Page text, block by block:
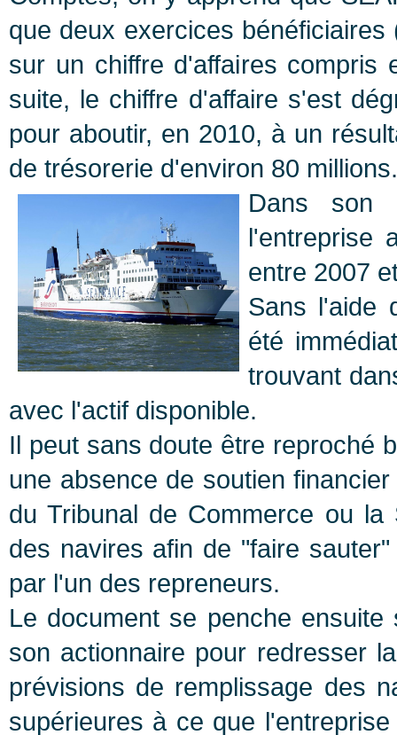
que deux exercices
sur un chiffre d'affaires compris
suite, le chiffre d'affaire s'est
pour aboutir, en 2010, à un
de trésorerie d'environ 80 millions.
Dans son
l'entreprise
entre 2007
Sans l'aide
été
trouvant
avec l'actif disponible.
Il peut sans doute être reproché
une absence de soutien
du Tribunal de Commerce ou
des navires afin de "faire
par l'un des repreneurs.
Le document se penche
son actionnaire pour redresser
prévisions de remplissage des
supérieures à ce que